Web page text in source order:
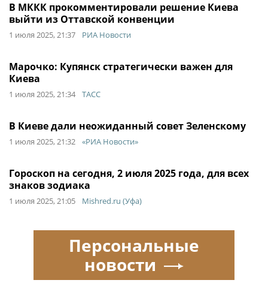
В МККК прокомментировали решение Киева
выйти из Оттавской конвенции
1 июля 2025, 21:37 РИА Новости
Марочко: Купянск стратегически важен для
Киева
1 июля 2025, 21:34 ТАСС
В Киеве дали неожиданный совет Зеленскому
1 июля 2025, 21:32 «РИА Новости»
Гороскоп на сегодня, 2 июля 2025 года, для всех
знаков зодиака
1 июля 2025, 21:05 Mishred.ru (Уфа)
Персональные
новости